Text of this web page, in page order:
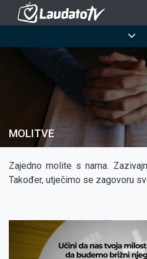
Skoči
sadržaj
MOLITVE
Zajedno molite s nama.
Također, utječimo se zagovoru